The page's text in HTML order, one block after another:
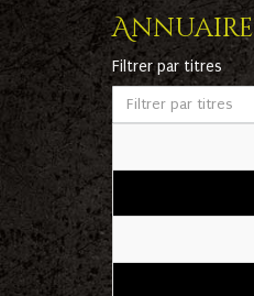
Annuaire
Filtrer par titres